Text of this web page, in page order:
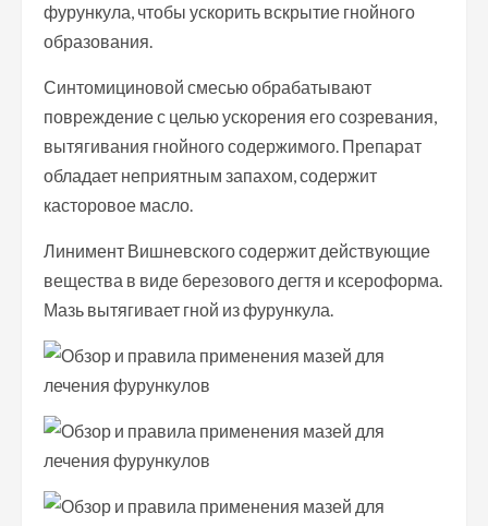
фурункула, чтобы ускорить вскрытие гнойного
образования.
Синтомициновой смесью обрабатывают
повреждение с целью ускорения его созревания,
вытягивания гнойного содержимого. Препарат
обладает неприятным запахом, содержит
касторовое масло.
Линимент Вишневского содержит действующие
вещества в виде березового дегтя и ксероформа.
Мазь вытягивает гной из фурункула.